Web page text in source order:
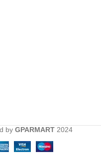
by GPARMART 2024